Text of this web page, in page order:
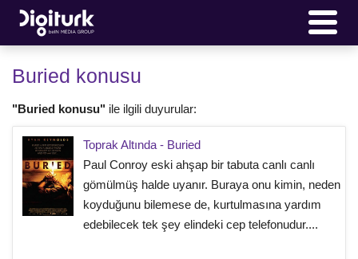
Buried konusu
"Buried konusu" ile ilgili duyurular:
Toprak Altında - Buried
Paul Conroy eski ahşap bir tabuta canlı canlı
gömülmüş halde uyanır. Buraya onu kimin, neden
koyduğunu bilemese de, kurtulmasına yardım
edebilecek tek şey elindeki cep telefonudur....